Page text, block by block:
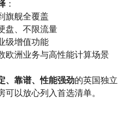
：
旗舰全覆盖
盘、不限流量
级增值功能
欧洲业务与高性能计算场景
、靠谱、性能强劲的英国独立
可以放心列入首选清单。